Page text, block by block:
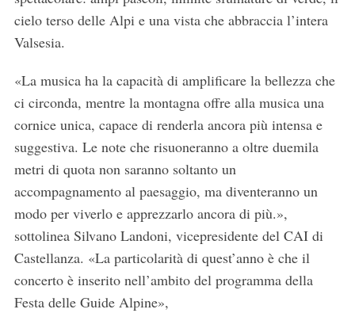
cielo terso delle Alpi e una vista che abbraccia l’intera
Valsesia.
«La musica ha la capacità di amplificare la bellezza che
ci circonda, mentre la montagna offre alla musica una
cornice unica, capace di renderla ancora più intensa e
suggestiva. Le note che risuoneranno a oltre duemila
metri di quota non saranno soltanto un
accompagnamento al paesaggio, ma diventeranno un
modo per viverlo e apprezzarlo ancora di più.»,
sottolinea Silvano Landoni, vicepresidente del CAI di
Castellanza. «La particolarità di quest’anno è che il
concerto è inserito nell’ambito del programma della
Festa delle Guide Alpine»,